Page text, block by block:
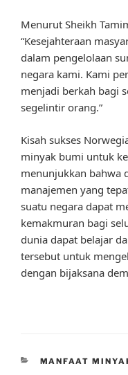
Menurut Sheikh
“Kesejahteraan
dalam pengelolaan
negara kami. Kami
menjadi berkah bagi
segelintir orang.”
Kisah sukses
minyak bumi untuk
menunjukkan bahwa
manajemen yang
suatu negara dapat
kemakmuran bagi
dunia dapat belajar
tersebut untuk
dengan bijaksana
CATEGORIES
MANFAAT